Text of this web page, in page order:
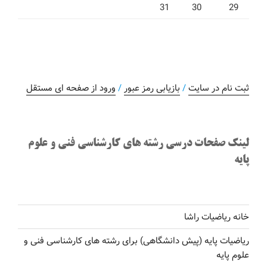
29
30
31
ثبت نام در سایت/ بازیابی رمز عبور / ورود از صفحه ای مستقل
لینک صفحات درسی رشته های کارشناسی فنی و علوم
پایه
خانه ریاضیات راشا
ریاضیات پایه (پیش دانشگاهی) برای رشته های کارشناسی فنی و
علوم پایه